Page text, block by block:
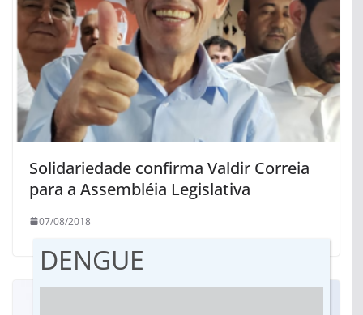
Solidariedade confirma Valdir Correia
para a Assembléia Legislativa
07/08/2018
DENGUE